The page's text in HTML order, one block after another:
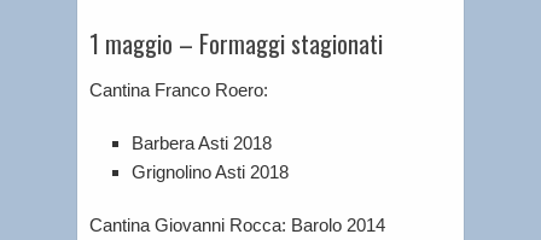
1 maggio – Formaggi stagionati
Cantina Franco Roero:
Barbera Asti 2018
Grignolino Asti 2018
Cantina Giovanni Rocca: Barolo 2014